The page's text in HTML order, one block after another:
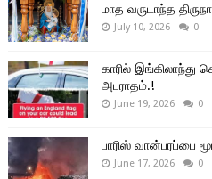
மாத வருடாந்த
July 10, 2026 0
காரில் இங்கிலாந்து
அபராதம்.!
June 19, 2026 0
பாரிஸ் வான்பரப்பை
June 17, 2026 0